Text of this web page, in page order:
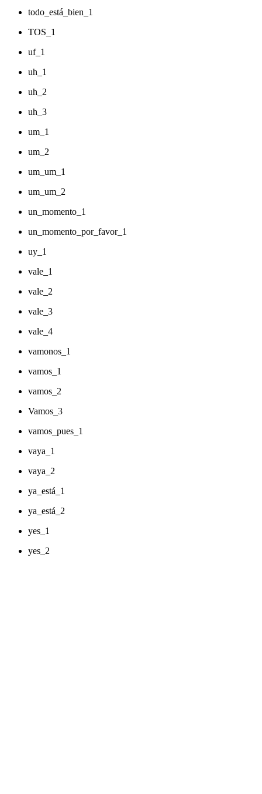
todo_está_bien_1
TOS_1
uf_1
uh_1
uh_2
uh_3
um_1
um_2
um_um_1
um_um_2
un_momento_1
un_momento_por_favor_1
uy_1
vale_1
vale_2
vale_3
vale_4
vamonos_1
vamos_1
vamos_2
Vamos_3
vamos_pues_1
vaya_1
vaya_2
ya_está_1
ya_está_2
yes_1
yes_2